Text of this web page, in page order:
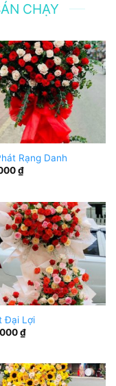
CHẠY
Rạng Danh
₫
Đại Lợi
₫